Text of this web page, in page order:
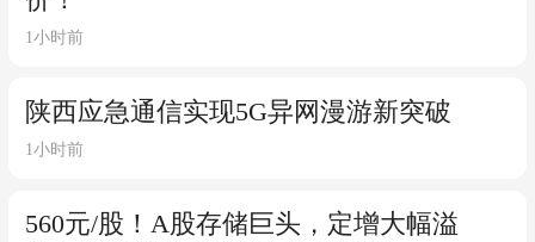
1小时前
陕西应急通信实现5G异网漫游新突破
1小时前
560元/股！A股存储巨头，定增大幅溢